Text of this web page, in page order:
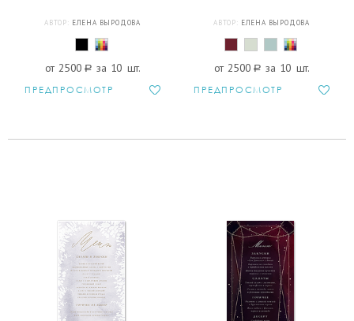
АВТОР: ЕЛЕНА ВЫРОДОВА
от 2500 a за 10 шт.
ПРЕДПРОСМОТР
АВТОР: ЕЛЕНА ВЫРОДОВА
от 2500 a за 10 шт.
ПРЕДПРОСМОТР